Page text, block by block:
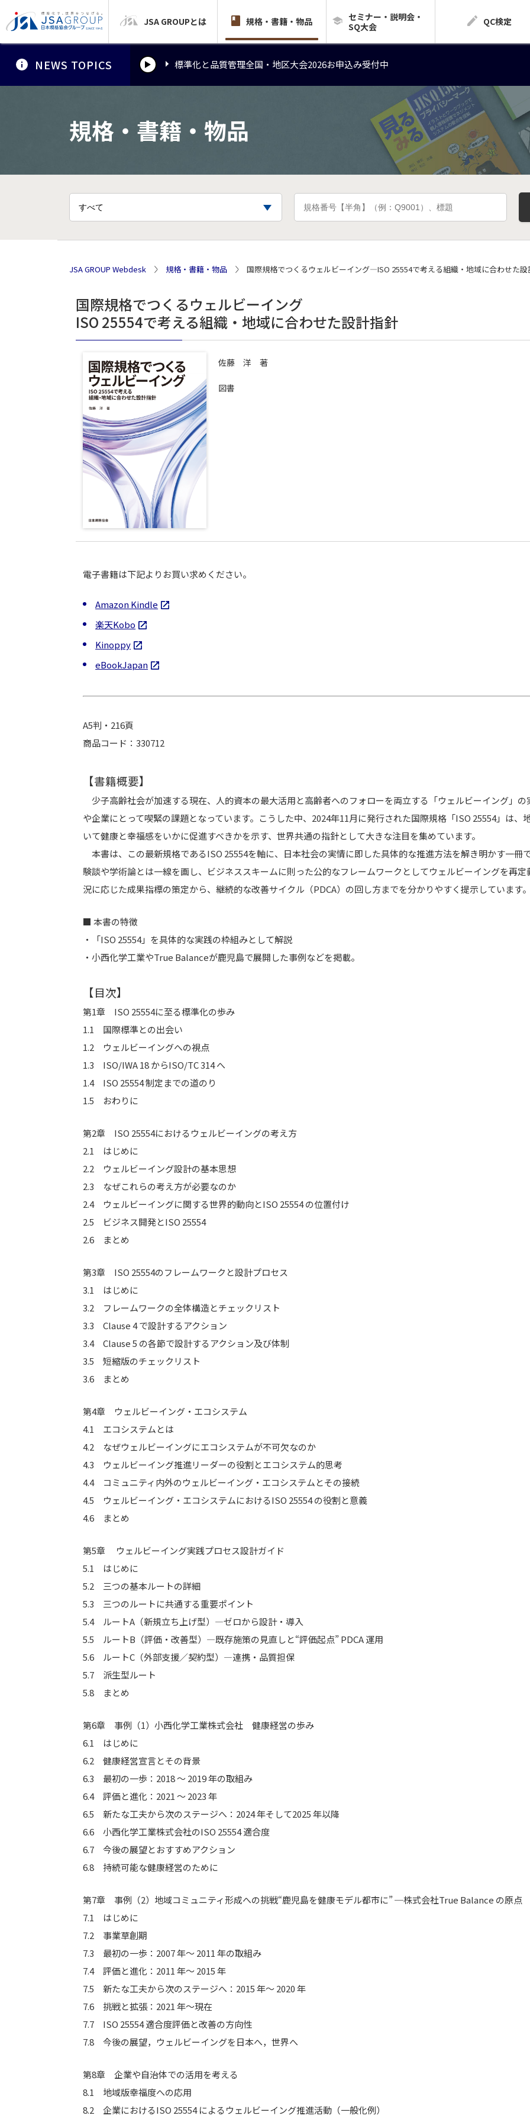
JSA GROUPとは 規格・書籍・物品
セミナー・説明会・
SQ大会
QC検定
NEWS TOPICS
標準化と品質管理全国・地区大会2026お申込み受付中
標準化と品質管理全国・地区大会2026お申込み受付中
標準化と品質管理全国・地区大会2026お申込み受付中
規格・書籍・物品
JSA GROUP Webdesk 規格・書籍・物品 国際規格でつくるウェルビーイング―ISO 25554で考える組織・地域に合わせた設
国際規格でつくるウェルビーイング
ISO 25554で考える組織・地域に合わせた設計指針
佐藤 洋 著
図書
電子書籍は下記よりお買い求めください。
Amazon Kindle
楽天Kobo
Kinoppy
eBookJapan
A5判・216頁
商品コード：330712
【書籍概要】
少子高齢社会が加速する現在、人的資本の最大活用と高齢者へのフォローを両立する「ウェルビーイング」の
や企業にとって喫緊の課題となっています。こうした中、2024年11月に発行された国際規格「ISO 25554」は、
いて健康と幸福感をいかに促進すべきかを示す、世界共通の指針として大きな注目を集めています。
本書は、この最新規格であるISO 25554を軸に、日本社会の実情に即した具体的な推進方法を解き明かす一冊
験談や学術論とは一線を画し、ビジネススキームに則った公的なフレームワークとしてウェルビーイングを再定
況に応じた成果指標の策定から、継続的な改善サイクル（PDCA）の回し方までを分かりやすく提示しています。
■ 本書の特徴
・「ISO 25554」を具体的な実践の枠組みとして解説
・小西化学工業やTrue Balanceが鹿児島で展開した事例などを掲載。
【目次】
第1章 ISO 25554に至る標準化の歩み
1.1 国際標準との出会い
1.2 ウェルビーイングへの視点
1.3 ISO/IWA 18 からISO/TC 314 へ
1.4 ISO 25554 制定までの道のり
1.5 おわりに
第2章 ISO 25554におけるウェルビーイングの考え方
2.1 はじめに
2.2 ウェルビーイング設計の基本思想
2.3 なぜこれらの考え方が必要なのか
2.4 ウェルビーイングに関する世界的動向とISO 25554 の位置付け
2.5 ビジネス開発とISO 25554
2.6 まとめ
第3章 ISO 25554のフレームワークと設計プロセス
3.1 はじめに
3.2 フレームワークの全体構造とチェックリスト
3.3 Clause 4 で設計するアクション
3.4 Clause 5 の各節で設計するアクション及び体制
3.5 短縮版のチェックリスト
3.6 まとめ
第4章 ウェルビーイング・エコシステム
4.1 エコシステムとは
4.2 なぜウェルビーイングにエコシステムが不可欠なのか
4.3 ウェルビーイング推進リーダーの役割とエコシステム的思考
4.4 コミュニティ内外のウェルビーイング・エコシステムとその接続
4.5 ウェルビーイング・エコシステムにおけるISO 25554 の役割と意義
4.6 まとめ
第5章 ウェルビーイング実践プロセス設計ガイド
5.1 はじめに
5.2 三つの基本ルートの詳細
5.3 三つのルートに共通する重要ポイント
5.4 ルートA（新規立ち上げ型）―ゼロから設計・導入
5.5 ルートB（評価・改善型）―既存施策の見直しと“評価起点” PDCA 運用
5.6 ルートC（外部支援／契約型）―連携・品質担保
5.7 派生型ルート
5.8 まとめ
第6章 事例（1）小西化学工業株式会社 健康経営の歩み
6.1 はじめに
6.2 健康経営宣言とその背景
6.3 最初の一歩：2018 ～ 2019 年の取組み
6.4 評価と進化：2021 ～ 2023 年
6.5 新たな工夫から次のステージへ：2024 年そして2025 年以降
6.6 小西化学工業株式会社のISO 25554 適合度
6.7 今後の展望とおすすめアクション
6.8 持続可能な健康経営のために
第7章 事例（2）地域コミュニティ形成への挑戦“鹿児島を健康モデル都市に” ─株式会社True Balance の原点
7.1 はじめに
7.2 事業草創期
7.3 最初の一歩：2007 年～ 2011 年の取組み
7.4 評価と進化：2011 年～ 2015 年
7.5 新たな工夫から次のステージへ：2015 年～ 2020 年
7.6 挑戦と拡張：2021 年～現在
7.7 ISO 25554 適合度評価と改善の方向性
7.8 今後の展望，ウェルビーイングを日本へ，世界へ
第8章 企業や自治体での活用を考える
8.1 地域版幸福度への応用
8.2 企業におけるISO 25554 によるウェルビーイング推進活動（一般化例）